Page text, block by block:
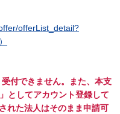
offerList_detail?
付できません。また、 本支
としてアカウント登録して
れた法人はそのまま申請可